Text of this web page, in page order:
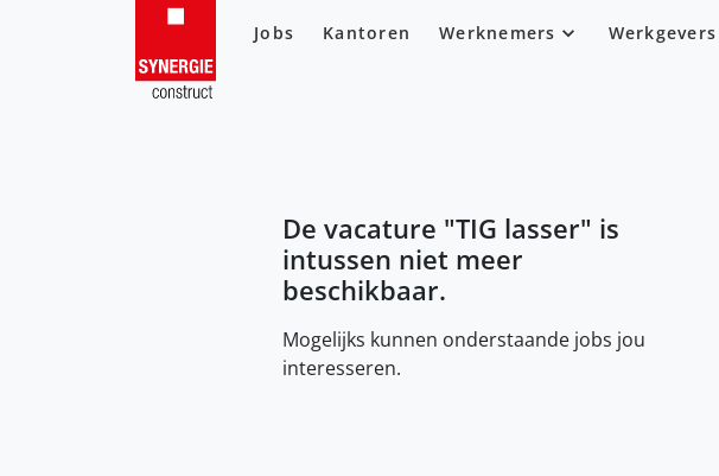
Jobs Kantoren Werknemers Werkgevers
De vacature "TIG lasser" is
intussen niet meer
beschikbaar.
Mogelijks kunnen onderstaande jobs jou
interesseren.